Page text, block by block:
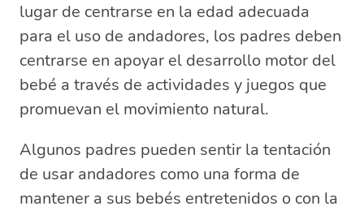
lugar de centrarse en la edad adecuada
para el uso de andadores, los padres deben
centrarse en apoyar el desarrollo motor del
bebé a través de actividades y juegos que
promuevan el movimiento natural.
Algunos padres pueden sentir la tentación
de usar andadores como una forma de
mantener a sus bebés entretenidos o con la